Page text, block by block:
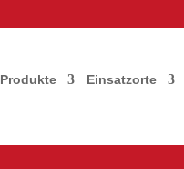
Produkte Einsatzorte